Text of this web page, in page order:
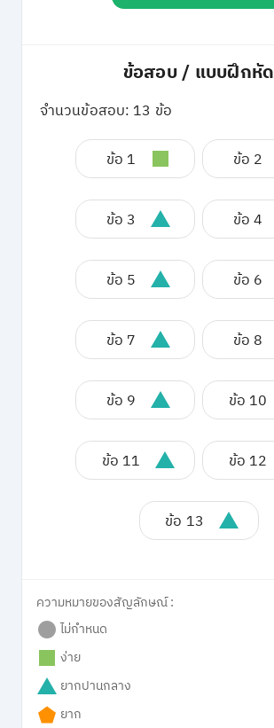
ข้อสอบ / แบบฝึกหัด
จำนวนข้อสอบ: 13 ข้อ
ข้อ 1 ข้อ 2
ข้อ 3 ข้อ 4
ข้อ 5 ข้อ 6
ข้อ 7 ข้อ 8
ข้อ 9 ข้อ 10
ข้อ 11 ข้อ 12
ข้อ 13
ความหมายของสัญลักษณ์ :
ไม่กำหนด
ง่าย
ยากปานกลาง
ยาก